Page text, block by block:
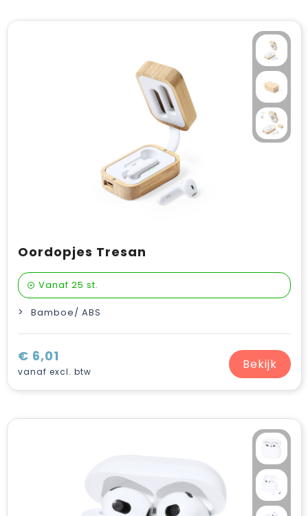
Oordopjes Tresan
Vanaf 25 st.
Bamboe/ ABS
€ 6,01
vanaf excl. btw Bekijk